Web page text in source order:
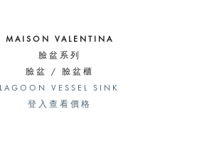
MAISON VALENTINA
臉盆系列
臉盆 / 臉盆櫃
LAGOON VESSEL SINK
登入查看價格